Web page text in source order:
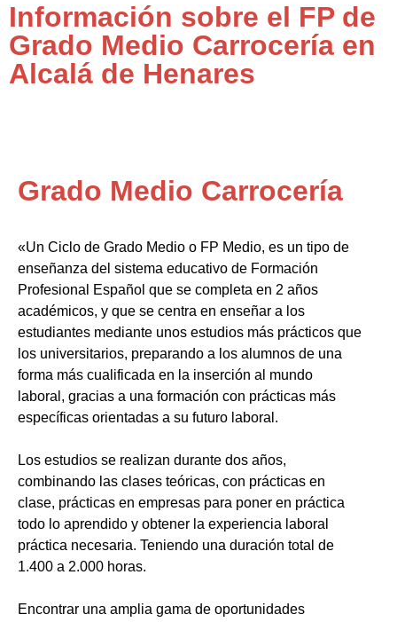
Información sobre el FP de
Grado Medio Carrocería en
Alcalá de Henares
Grado Medio Carrocería
«Un Ciclo de Grado Medio o FP Medio, es un tipo de
enseñanza del sistema educativo de Formación
Profesional Español que se completa en 2 años
académicos, y que se centra en enseñar a los
estudiantes mediante unos estudios más prácticos que
los universitarios, preparando a los alumnos de una
forma más cualificada en la inserción al mundo
laboral, gracias a una formación con prácticas más
específicas orientadas a su futuro laboral.
Los estudios se realizan durante dos años,
combinando las clases teóricas, con prácticas en
clase, prácticas en empresas para poner en práctica
todo lo aprendido y obtener la experiencia laboral
práctica necesaria. Teniendo una duración total de
1.400 a 2.000 horas.
Encontrar una amplia gama de oportunidades